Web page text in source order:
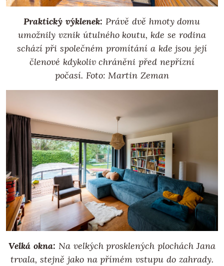
Praktický výklenek: Právě dvě hmoty domu
umožnily vznik útulného koutu, kde se rodina
schází při společném promítání a kde jsou její
členové kdykoliv chráněni před nepřízní
počasí. Foto: Martin Zeman
Velká okna: Na velkých prosklených plochách Jana
trvala, stejně jako na přímém vstupu do zahrady.